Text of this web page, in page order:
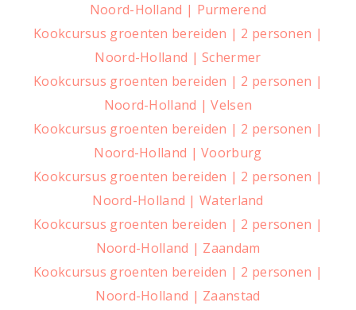
Noord-Holland | Purmerend
Kookcursus groenten bereiden | 2 personen |
Noord-Holland | Schermer
Kookcursus groenten bereiden | 2 personen |
Noord-Holland | Velsen
Kookcursus groenten bereiden | 2 personen |
Noord-Holland | Voorburg
Kookcursus groenten bereiden | 2 personen |
Noord-Holland | Waterland
Kookcursus groenten bereiden | 2 personen |
Noord-Holland | Zaandam
Kookcursus groenten bereiden | 2 personen |
Noord-Holland | Zaanstad